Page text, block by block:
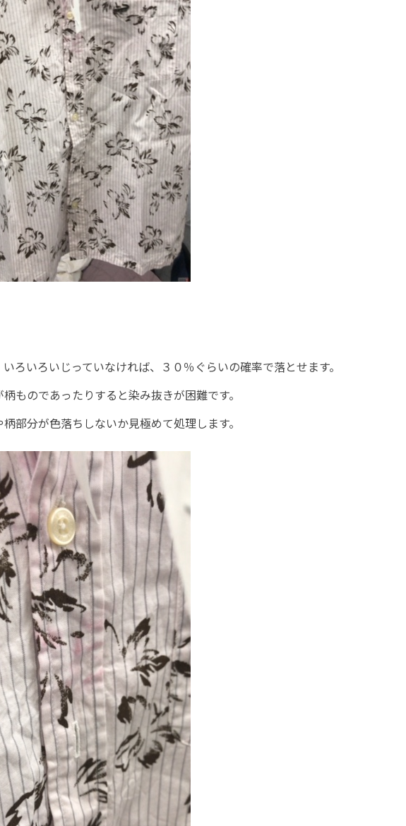
ろいろいじっていなければ、３０％ぐらいの確率で落とせます。
ものであったりすると染み抜きが困難です。
部分が色落ちしないか見極めて処理します。